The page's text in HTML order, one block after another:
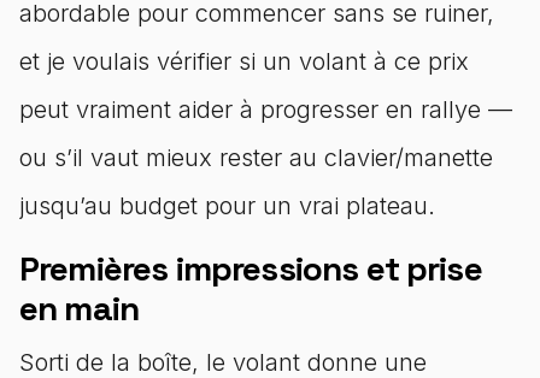
abordable pour commencer sans se ruiner,
et je voulais vérifier si un volant à ce prix
peut vraiment aider à progresser en rallye —
ou s’il vaut mieux rester au clavier/manette
jusqu’au budget pour un vrai plateau.
Premières impressions et prise
en main
Sorti de la boîte, le volant donne une